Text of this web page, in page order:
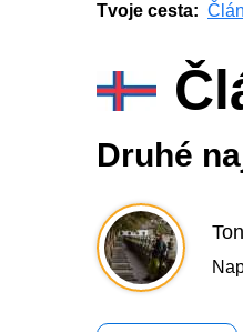
Tvoje cesta:
Druhé